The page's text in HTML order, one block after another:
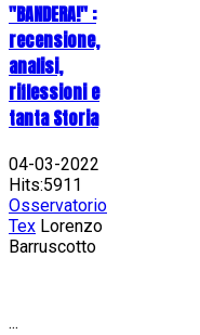
"BANDERA!" :
recensione,
analisi,
riflessioni e
tanta Storia
04-03-2022
Hits:5911
Osservatorio
Tex Lorenzo
Barruscotto
...